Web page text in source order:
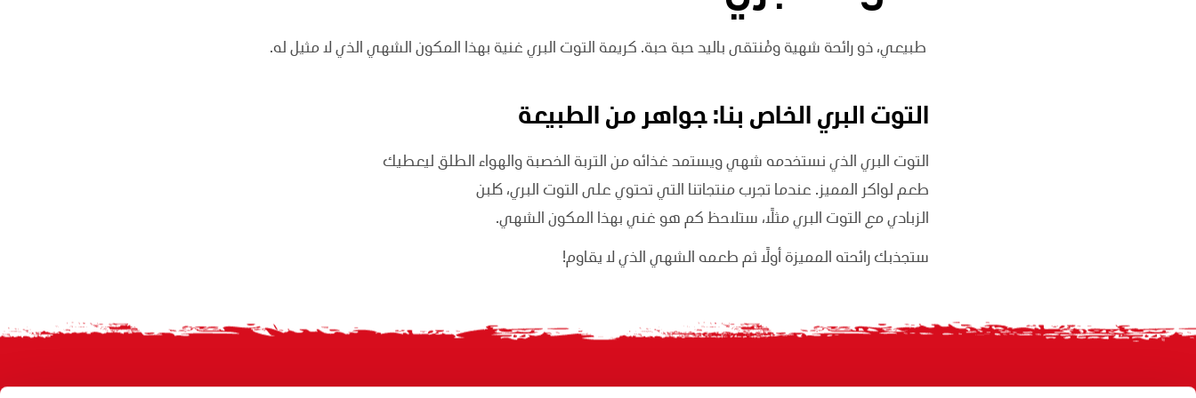
طبيعي، ذو رائحة شهية ومُنتقى باليد حبة حبة. كريمة التوت البري غنية بهذا المكون الشهي الذي لا مثيل له.
التوت البري الخاص بنا: جواهر من الطبيعة
التوت البري الذي نستخدمه شهي ويستمد غذائه من التربة الخصبة والهواء الطلق ليعطيك
طعم لواكر المميز. عندما تجرب منتجاتنا التي تحتوي على التوت البري، كلبن
الزبادي مع التوت البري مثلًا، ستلاحظ كم هو غني بهذا المكون الشهي.
ستجذبك رائحته المميزة أولًا ثم طعمه الشهي الذي لا يقاوم!